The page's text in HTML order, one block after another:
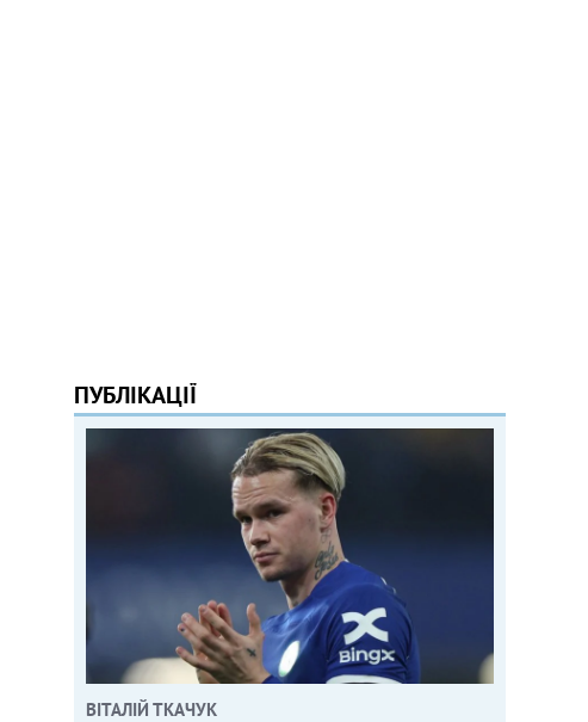
ПУБЛІКАЦІЇ
ВІТАЛІЙ ТКАЧУК